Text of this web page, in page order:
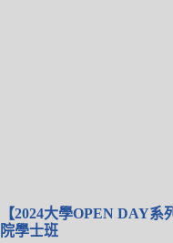
【2024大學OPEN DAY
院學士班